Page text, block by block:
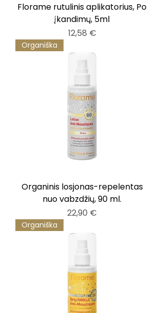
Florame rutulinis aplikatorius, Po
įkandimų, 5ml
Kaina
12,58 €
Organiška
Organinis losjonas-repelentas
nuo vabzdžių, 90 ml.
Kaina
22,90 €
Organiška